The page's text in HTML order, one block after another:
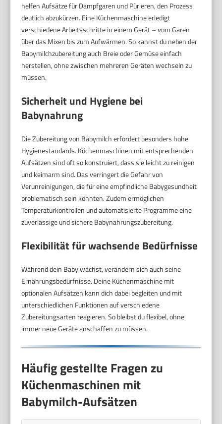
helfen Aufsätze für Dampfgaren und Pürieren, den Prozess
deutlich abzukürzen. Eine Küchenmaschine erledigt
verschiedene Arbeitsschritte in einem Gerät – vom Garen
über das Mixen bis zum Aufwärmen. So kannst du neben der
Babymilchzubereitung auch Breie oder Gemüse einfach
herstellen, ohne zwischen mehreren Geräten wechseln zu
müssen.
Sicherheit und Hygiene bei
Babynahrung
Die Zubereitung von Babymilch erfordert besonders hohe
Hygienestandards. Küchenmaschinen mit entsprechenden
Aufsätzen sind oft so konstruiert, dass sie leicht zu reinigen
und keimarm sind. Das verringert die Gefahr von
Verunreinigungen, die für eine empfindliche Babygesundheit
problematisch sein könnten. Zudem ermöglichen
Temperaturkontrollen und automatisierte Programme eine
zuverlässige und sichere Babynahrungszubereitung.
Flexibilität für wachsende Bedürfnisse
Während dein Baby wächst, verändern sich auch seine
Ernährungsbedürfnisse. Deine Küchenmaschine mit
optionalen Aufsätzen kann dich dabei begleiten und mit
unterschiedlichen Funktionen auf verschiedene
Zubereitungsarten reagieren. So bleibst du flexibel, ohne
immer neue Geräte anschaffen zu müssen.
Häufig gestellte Fragen zu
Küchenmaschinen mit
Babymilch-Aufsätzen